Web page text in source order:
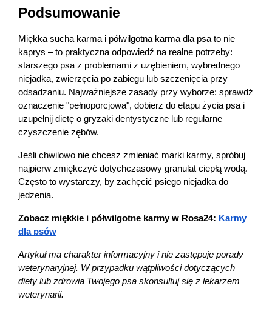
Podsumowanie
Miękka sucha karma i półwilgotna karma dla psa to nie
kaprys – to praktyczna odpowiedź na realne potrzeby:
starszego psa z problemami z uzębieniem, wybrednego
niejadka, zwierzęcia po zabiegu lub szczenięcia przy
odsadzaniu. Najważniejsze zasady przy wyborze: sprawdź
oznaczenie "pełnoporcjowa", dobierz do etapu życia psa i
uzupełnij dietę o gryzaki dentystyczne lub regularne
czyszczenie zębów.
Jeśli chwilowo nie chcesz zmieniać marki karmy, spróbuj
najpierw zmiękczyć dotychczasowy granulat ciepłą wodą.
Często to wystarczy, by zachęcić psiego niejadka do
jedzenia.
Zobacz miękkie i półwilgotne karmy w Rosa24: Karmy
dla psów
Artykuł ma charakter informacyjny i nie zastępuje porady
weterynaryjnej. W przypadku wątpliwości dotyczących
diety lub zdrowia Twojego psa skonsultuj się z lekarzem
weterynarii.